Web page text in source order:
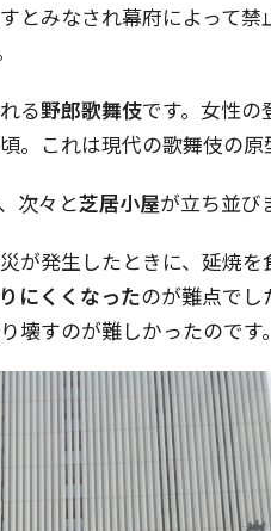
とみなされ幕府によって禁
る野郎歌舞伎です。女性の
。これは現代の歌舞伎の原
次々と芝居小屋が立ち並び
が発生したときに、延焼
にくくなったのが難点でし
壊すのが難しかったのです。